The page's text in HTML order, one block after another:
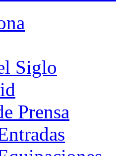
Siglo
Prensa